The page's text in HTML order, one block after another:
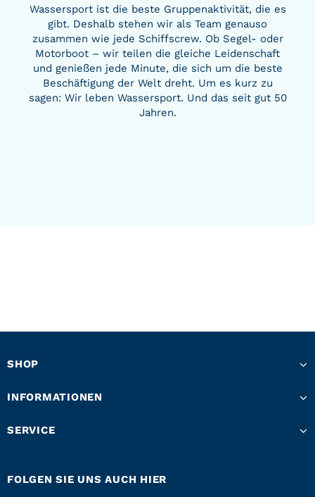
Wassersport ist die beste Gruppenaktivität, die es
gibt. Deshalb stehen wir als Team genauso
zusammen wie jede Schiffscrew. Ob Segel- oder
Motorboot – wir teilen die gleiche Leidenschaft
und genießen jede Minute, die sich um die beste
Beschäftigung der Welt dreht. Um es kurz zu
sagen: Wir leben Wassersport. Und das seit gut 50
Jahren.
SHOP
INFORMATIONEN
SERVICE
FOLGEN SIE UNS AUCH HIER